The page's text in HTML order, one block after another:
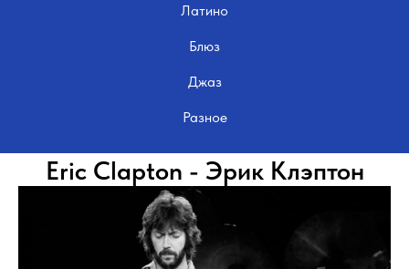
Латино
Блюз
Джаз
Разное
Eric Clapton - Эрик Клэптон